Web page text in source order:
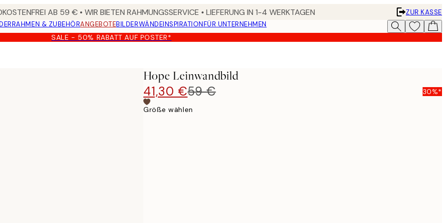
AB 59 € • WIR BIETEN RAHMUNGSSERVICE • LIEFERUNG IN 1-4 WERKTAGEN
ZUR KASSE
RAHMEN & ZUBEHÖRANGEBOTEBILDERWÄNDEINSPIRATIONFÜR UNTERNEHMEN
SALE - 50% RABATT AUF POSTER*
Hope Leinwandbild
41,30 €59 € 30%*
Größe wählen